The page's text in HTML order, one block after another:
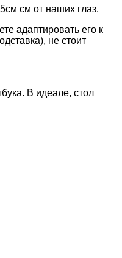
см от наших глаз.
адаптировать его к
не стоит
В идеале, стол